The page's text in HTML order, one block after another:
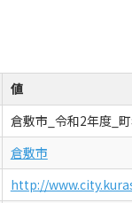
値
倉敷市_令和2年度_
倉敷市
http://